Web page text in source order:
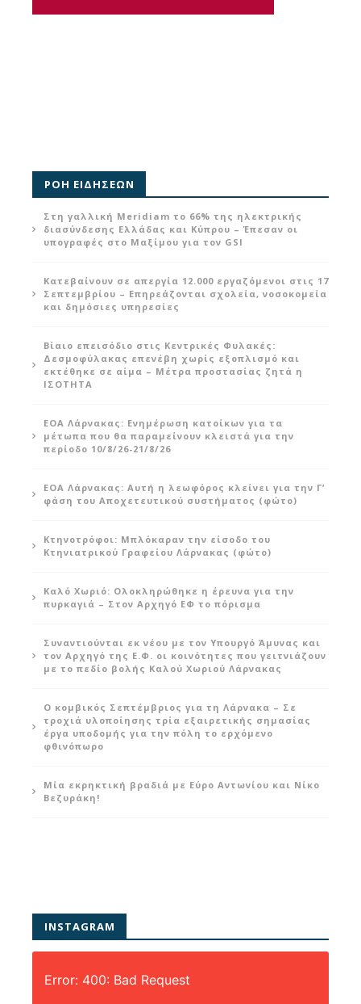
ΡΟΗ ΕΙΔΗΣΕΩΝ
Στη γαλλική Meridiam το 66% της ηλεκτρικής
διασύνδεσης Ελλάδας και Κύπρου – Έπεσαν οι
υπογραφές στο Μαξίμου για τον GSI
Κατεβαίνουν σε απεργία 12.000 εργαζόμενοι στις 17
Σεπτεμβρίου – Επηρεάζονται σχολεία, νοσοκομεία
και δημόσιες υπηρεσίες
Βίαιο επεισόδιο στις Κεντρικές Φυλακές:
Δεσμοφύλακας επενέβη χωρίς εξοπλισμό και
εκτέθηκε σε αίμα – Μέτρα προστασίας ζητά η
ΙΣΟΤΗΤΑ
ΕΟΑ Λάρνακας: Ενημέρωση κατοίκων για τα
μέτωπα που θα παραμείνουν κλειστά για την
περίοδο 10/8/26-21/8/26
ΕΟΑ Λάρνακας: Αυτή η λεωφόρος κλείνει για την Γ’
φάση του Αποχετευτικού συστήματος (φώτο)
Κτηνοτρόφοι: Μπλόκαραν την είσοδο του
Κτηνιατρικού Γραφείου Λάρνακας (φώτο)
Καλό Χωριό: Ολοκληρώθηκε η έρευνα για την
πυρκαγιά – Στον Αρχηγό ΕΦ το πόρισμα
Συναντιούνται εκ νέου με τον Υπουργό Άμυνας και
τον Αρχηγό της Ε.Φ. οι κοινότητες που γειτνιάζουν
με το πεδίο βολής Καλού Χωριού Λάρνακας
Ο κομβικός Σεπτέμβριος για τη Λάρνακα – Σε
τροχιά υλοποίησης τρία εξαιρετικής σημασίας
έργα υποδομής για την πόλη το ερχόμενο
φθινόπωρο
Μία εκρηκτική βραδιά με Εύρο Αντωνίου και Νίκο
Βεζυράκη!
INSTAGRAM
Error: 400: Bad Request